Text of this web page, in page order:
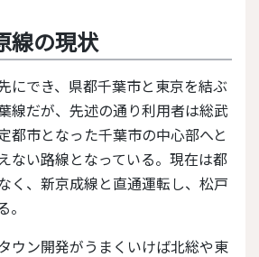
線の現状
線だが、先述の通り利用者は総武
都市となった千葉市の中心部へと
ない路線となっている。現在は都
く、新京成線と直通運転し、松戸
。